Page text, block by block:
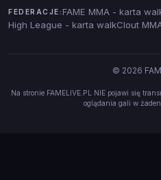
FEDERACJE: FAME MMA - karta
High League - karta walkClout
© 2026
Na stronie FAMELIVE.PL NIE pojawi się
oglądania gali w